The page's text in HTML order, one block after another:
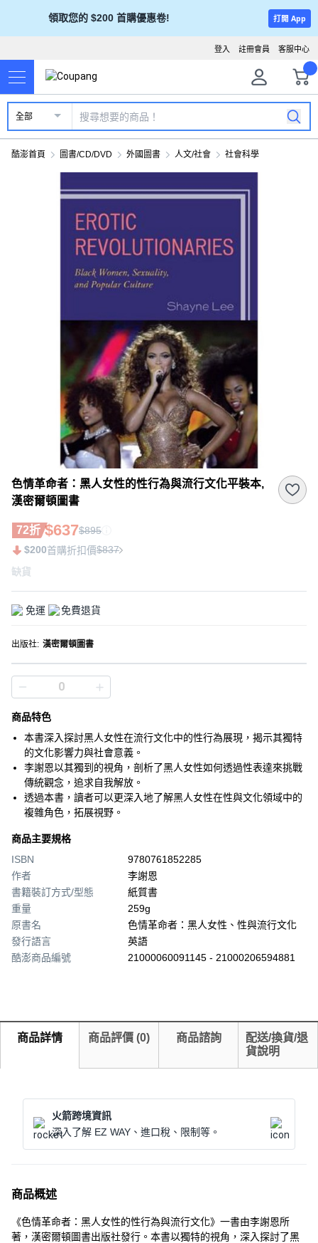
領取您的 $200 首購優惠卷! 打開 App
客服中心
註冊會員
登入
全部
酷澎首頁 圖書/CD/DVD 外國圖書 人文/社會 社會科學
色情革命者：黑人女性的性行為與流行文化平裝本,
漢密爾頓圖書
72折 $637$895
$200首購折扣價$837
缺貨
免運 免費退貨
出版社: 漢密爾頓圖書
商品特色
本書深入探討黑人女性在流行文化中的性行為展現，揭示其獨特
的文化影響力與社會意義。
李謝恩以其獨到的視角，剖析了黑人女性如何透過性表達來挑戰
傳統觀念，追求自我解放。
透過本書，讀者可以更深入地了解黑人女性在性與文化領域中的
複雜角色，拓展視野。
商品主要規格
ISBN
9780761852285
作者
李謝恩
書籍裝訂方式/型態
紙質書
重量
259g
原書名
色情革命者：黑人女性、性與流行文化
發行語言
英語
酷澎商品編號
21000060091145 - 21000206594881
商品詳情 商品評價 (0) 商品諮詢
配送/換貨/退
貨說明
火箭跨境資訊
深入了解 EZ WAY、進口稅、限制等。
商品概述
《色情革命者：黑人女性的性行為與流行文化》一書由李謝恩所
著，漢密爾頓圖書出版社發行。本書以獨特的視角，深入探討了黑